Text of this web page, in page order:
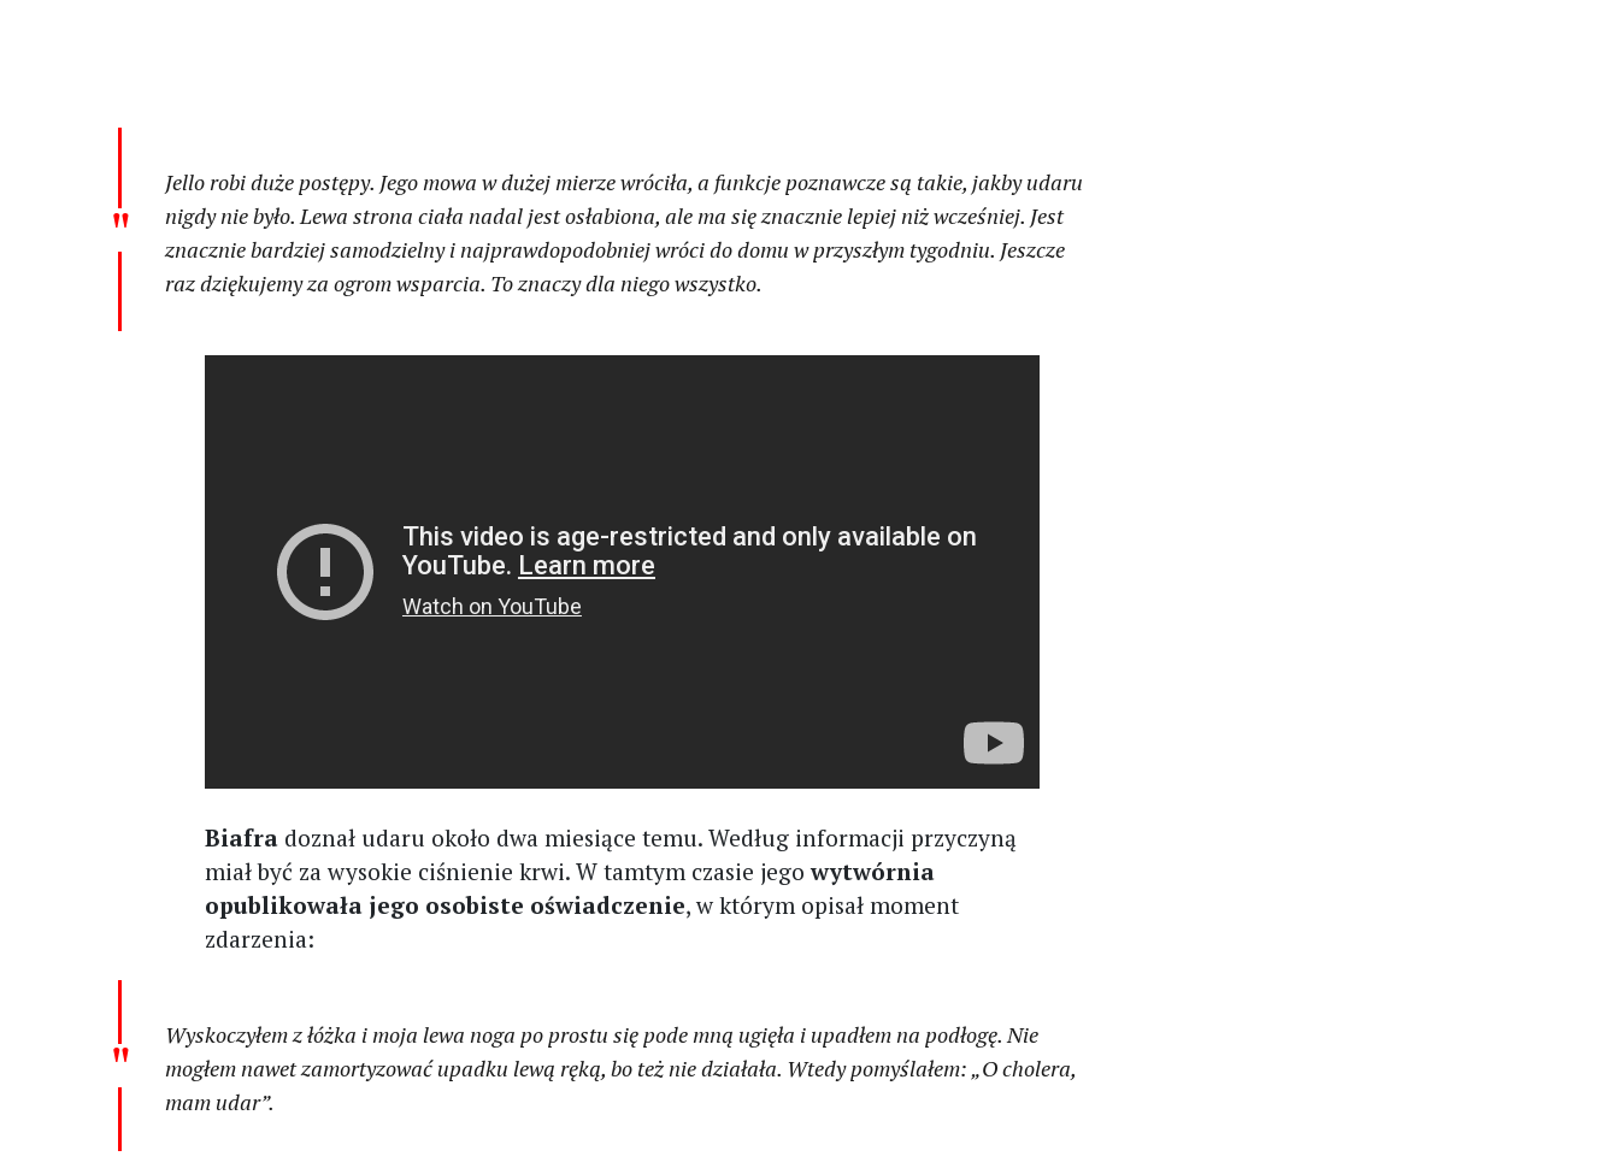
Jello robi duże postępy. Jego mowa w dużej mierze wróciła, a funkcje poznawcze są takie, jakby udaru
nigdy nie było. Lewa strona ciała nadal jest osłabiona, ale ma się znacznie lepiej niż wcześniej. Jest
znacznie bardziej samodzielny i najprawdopodobniej wróci do domu w przyszłym tygodniu. Jeszcze
raz dziękujemy za ogrom wsparcia. To znaczy dla niego wszystko.
Biafra doznał udaru około dwa miesiące temu. Według informacji przyczyną
miał być za wysokie ciśnienie krwi. W tamtym czasie jegowytwórnia
opublikowała jego osobiste oświadczenie, w którym opisał moment
zdarzenia:
Wyskoczyłem z łóżka i moja lewa noga po prostu się pode mną ugięła i upadłem na podłogę. Nie
mogłem nawet zamortyzować upadku lewą ręką, bo też nie działała. Wtedy pomyślałem: „O cholera,
mam udar”.